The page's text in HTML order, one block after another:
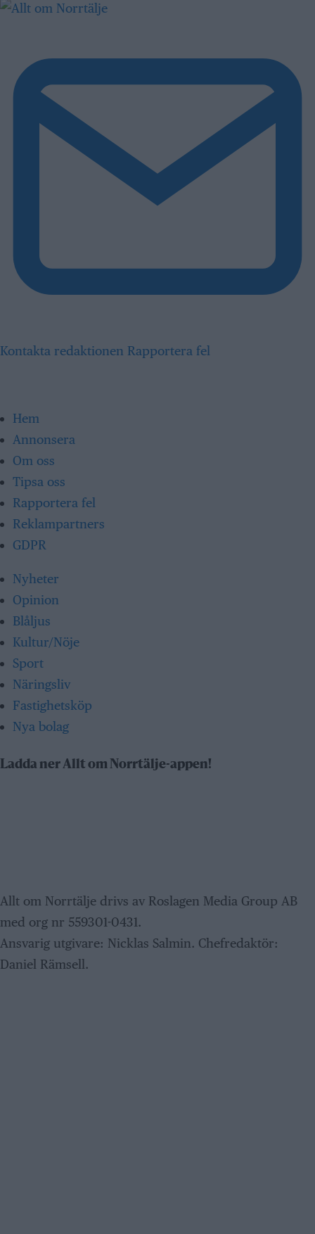
Kontakta redaktionen Rapportera fel
Hem
Annonsera
Om oss
Tipsa oss
Rapportera fel
Reklampartners
GDPR
Nyheter
Opinion
Blåljus
Kultur/Nöje
Sport
Näringsliv
Fastighetsköp
Nya bolag
Ladda ner Allt om Norrtälje-appen!
Allt om Norrtälje drivs av Roslagen Media Group AB
med org nr 559301-0431.
Ansvarig utgivare: Nicklas Salmin. Chefredaktör:
Daniel Rämsell.